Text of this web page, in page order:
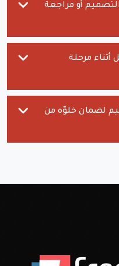
أو مراجعة
مرحلة
لضمان خلوّه من